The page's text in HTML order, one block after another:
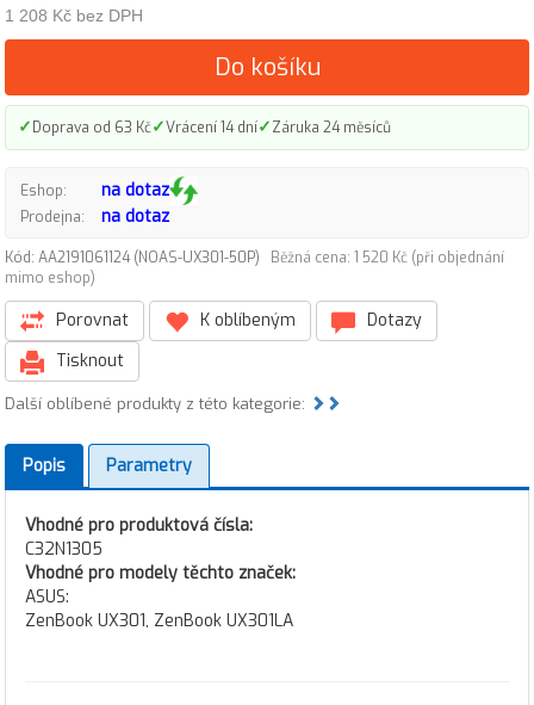
1 208 Kč bez DPH
Do košíku
✓Doprava od 63 Kč✓Vrácení 14 dní✓Záruka 24 měsíců
Eshop: na dotaz
Prodejna: na dotaz
Kód: AA2191061124 (NOAS-UX301-50P)
Běžná cena: 1 520 Kč (při objednání
mimo eshop)
Porovnat K oblíbeným
Dotazy
Tisknout
Další oblíbené produkty z této kategorie:
Popis Parametry
Vhodné pro produktová čísla:
C32N1305
Vhodné pro modely těchto značek:
ASUS:
ZenBook UX301, ZenBook UX301LA